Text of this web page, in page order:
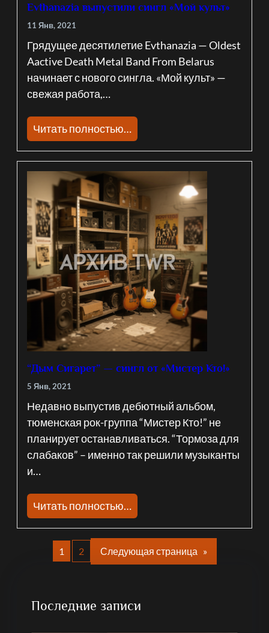
Evthanazia выпустили сингл «Мой культ»
11 Янв, 2021
Грядущее десятилетие Evthanazia — Oldest
Aactive Death Metal Band From Belarus
начинает с нового сингла. «Мой культ» —
свежая работа,…
Читать полностью…
“Дым Сигарет” — сингл от «Мистер Кто!»
5 Янв, 2021
Недавно выпустив дебютный альбом,
тюменская рок-группа “Мистер Кто!” не
планирует останавливаться. “Тормоза для
слабаков” – именно так решили музыканты
и…
Читать полностью…
1 2 Следующая страница »
Последние записи